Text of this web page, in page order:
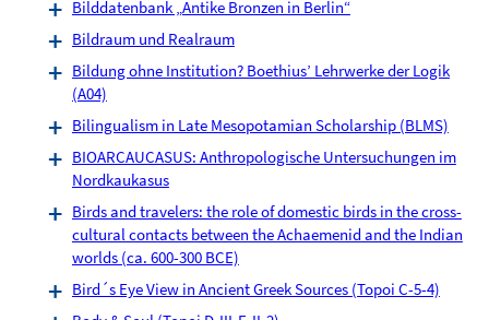
Bilddatenbank „Antike Bronzen in Berlin“
Bildraum und Realraum
Bildung ohne Institution? Boethius’ Lehrwerke der Logik
(A04)
Bilingualism in Late Mesopotamian Scholarship (BLMS)
BIOARCAUCASUS: Anthropologische Untersuchungen im
Nordkaukasus
Birds and travelers: the role of domestic birds in the cross-
cultural contacts between the Achaemenid and the Indian
worlds (ca. 600-300 BCE)
Bird´s Eye View in Ancient Greek Sources (Topoi C-5-4)